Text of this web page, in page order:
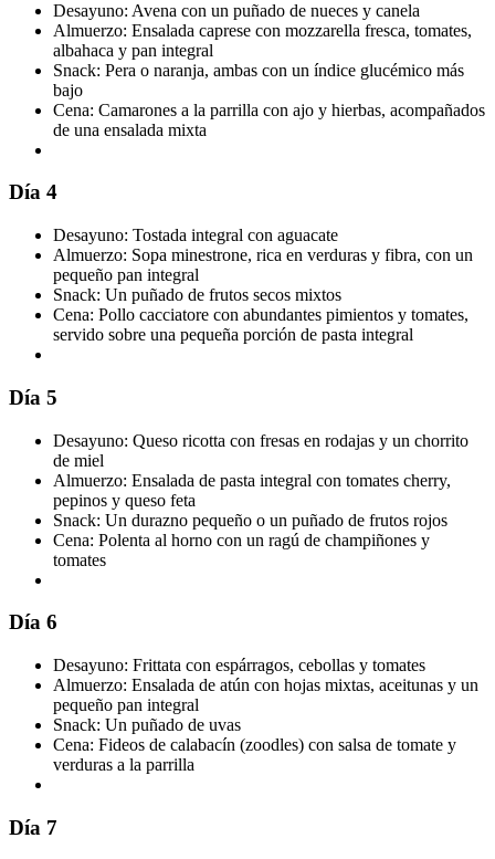
Desayuno: Avena con un puñado de nueces y canela
Almuerzo: Ensalada caprese con mozzarella fresca, tomates,
albahaca y pan integral
Snack: Pera o naranja, ambas con un índice glucémico más
bajo
Cena: Camarones a la parrilla con ajo y hierbas, acompañados
de una ensalada mixta
Día 4
Desayuno: Tostada integral con aguacate
Almuerzo: Sopa minestrone, rica en verduras y fibra, con un
pequeño pan integral
Snack: Un puñado de frutos secos mixtos
Cena: Pollo cacciatore con abundantes pimientos y tomates,
servido sobre una pequeña porción de pasta integral
Día 5
Desayuno: Queso ricotta con fresas en rodajas y un chorrito
de miel
Almuerzo: Ensalada de pasta integral con tomates cherry,
pepinos y queso feta
Snack: Un durazno pequeño o un puñado de frutos rojos
Cena: Polenta al horno con un ragú de champiñones y
tomates
Día 6
Desayuno: Frittata con espárragos, cebollas y tomates
Almuerzo: Ensalada de atún con hojas mixtas, aceitunas y un
pequeño pan integral
Snack: Un puñado de uvas
Cena: Fideos de calabacín (zoodles) con salsa de tomate y
verduras a la parrilla
Día 7